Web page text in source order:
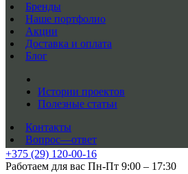
Бренды
Наше портфолио
Акции
Доставка и оплата
Блог
Истории проектов
Полезные статьи
Контакты
Вопрос—ответ
+375 (29) 120-00-16
Работаем для вас Пн-Пт 9:00 – 17:30